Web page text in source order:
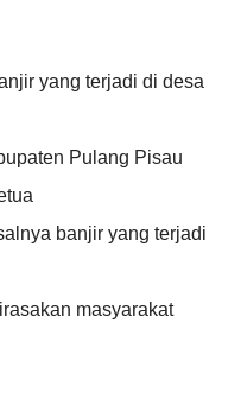
yang terjadi di desa
Pulang Pisau
banjir yang terjadi
masyarakat